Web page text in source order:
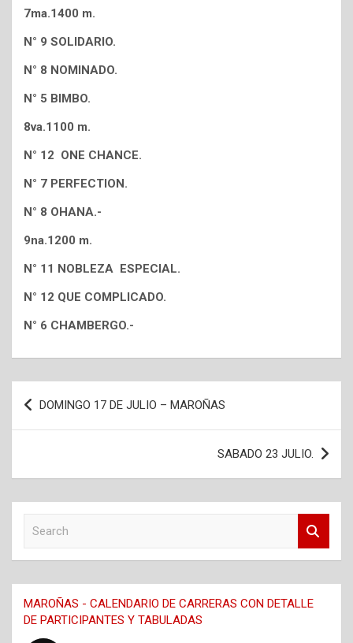
7ma.1400 m.
N° 9 SOLIDARIO.
N° 8 NOMINADO.
N° 5 BIMBO.
8va.1100 m.
N° 12 ONE CHANCE.
N° 7 PERFECTION.
N° 8 OHANA.-
9na.1200 m.
N° 11 NOBLEZA ESPECIAL.
N° 12 QUE COMPLICADO.
N° 6 CHAMBERGO.-
Navegación
de
DOMINGO 17 DE JULIO – MAROÑAS
SABADO 23 JULIO.
c
h
MAROÑAS - CALENDARIO DE CARRERAS CON DETALLE
DE PARTICIPANTES Y TABULADAS